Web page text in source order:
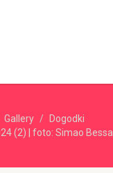
Gallery
Dogodki
(2) | foto: Simao Bessa